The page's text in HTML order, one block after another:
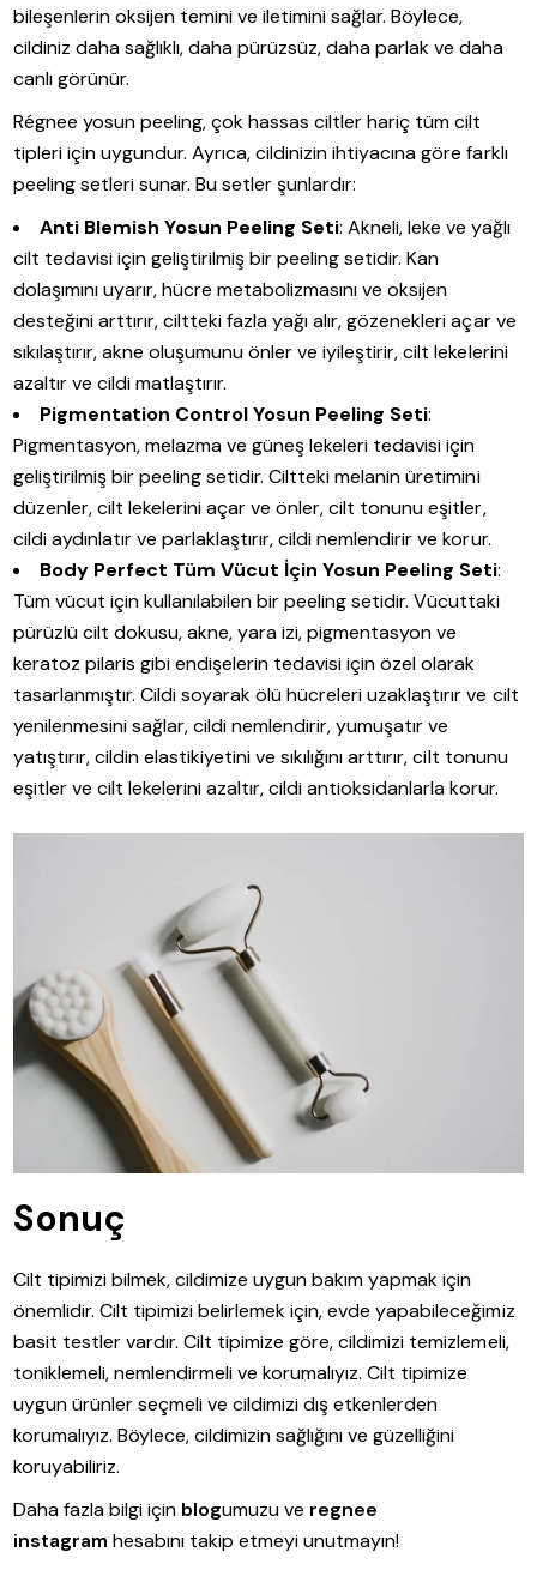
bileşenlerin oksijen temini ve iletimini sağlar. Böylece,
cildiniz daha sağlıklı, daha pürüzsüz, daha parlak ve daha
canlı görünür.
Régnee yosun peeling, çok hassas ciltler hariç tüm cilt
tipleri için uygundur. Ayrıca, cildinizin ihtiyacına göre farklı
peeling setleri sunar. Bu setler şunlardır:
Anti Blemish Yosun Peeling Seti: Akneli, leke ve yağlı
cilt tedavisi için geliştirilmiş bir peeling setidir. Kan
dolaşımını uyarır, hücre metabolizmasını ve oksijen
desteğini arttırır, ciltteki fazla yağı alır, gözenekleri açar ve
sıkılaştırır, akne oluşumunu önler ve iyileştirir, cilt lekelerini
azaltır ve cildi matlaştırır.
Pigmentation Control Yosun Peeling Seti:
Pigmentasyon, melazma ve güneş lekeleri tedavisi için
geliştirilmiş bir peeling setidir. Ciltteki melanin üretimini
düzenler, cilt lekelerini açar ve önler, cilt tonunu eşitler,
cildi aydınlatır ve parlaklaştırır, cildi nemlendirir ve korur.
Body Perfect Tüm Vücut İçin Yosun Peeling Seti:
Tüm vücut için kullanılabilen bir peeling setidir. Vücuttaki
pürüzlü cilt dokusu, akne, yara izi, pigmentasyon ve
keratoz pilaris gibi endişelerin tedavisi için özel olarak
tasarlanmıştır. Cildi soyarak ölü hücreleri uzaklaştırır ve cilt
yenilenmesini sağlar, cildi nemlendirir, yumuşatır ve
yatıştırır, cildin elastikiyetini ve sıkılığını arttırır, cilt tonunu
eşitler ve cilt lekelerini azaltır, cildi antioksidanlarla korur.
Sonuç
Cilt tipimizi bilmek, cildimize uygun bakım yapmak için
önemlidir. Cilt tipimizi belirlemek için, evde yapabileceğimiz
basit testler vardır. Cilt tipimize göre, cildimizi temizlemeli,
toniklemeli, nemlendirmeli ve korumalıyız. Cilt tipimize
uygun ürünler seçmeli ve cildimizi dış etkenlerden
korumalıyız. Böylece, cildimizin sağlığını ve güzelliğini
koruyabiliriz.
Daha fazla bilgi için blogumuzu ve regnee
instagram hesabını takip etmeyi unutmayın!